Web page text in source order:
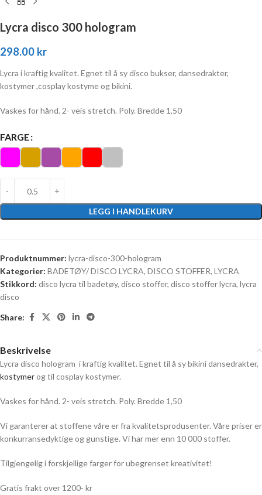
Lycra disco 300 hologram
298.00 kr
Lycra i kraftig kvalitet. Egnet til å sy disco bukser, dansedrakter,
kostymer ,cosplay kostyme og bikini.
Vaskes for hånd. 2- veis stretch. Poly. Bredde 1,50
FARGE
LEGG I HANDLEKURV
Produktnummer: lycra-disco-300-hologram
Kategorier: BADETØY/ DISCO LYCRA, DISCO STOFFER, LYCRA
Stikkord: disco lycra til badetøy, disco stoffer, disco stoffer lycra, lycra
disco
Share:
Beskrivelse
Lycra disco hologram i kraftig kvalitet. Egnet til å sy bikini dansedrakter,
kostymerog til cosplay kostymer.
Vaskes for hånd. 2- veis stretch. Poly. Bredde 1,50
Vi garanterer at stoffene våre er fra kvalitetsprodusenter. Våre priser er
konkurransedyktige og gunstige. Vi har mer enn 10 000 stoffer.
Tilgjengelig i forskjellige farger for ubegrenset kreativitet!
Gratis frakt over 1200- kr